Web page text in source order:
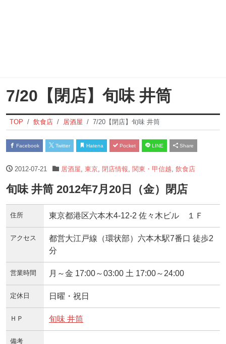
7/20【閉店】旬味 井筒
TOP 飲食店 居酒屋 7/20【閉店】旬味 井筒
Facebook Twitter Hatena Pocket LINE Share
2012-07-21 居酒屋 東京, 閉店情報 関東・甲信越 飲食店
旬味 井筒 2012年7月20日（金）閉店
住所 東京都港区六本木4-12-2 佐々木ビル １Ｆ
アクセス
都営大江戸線（環状部）六本木駅7番口 徒歩2
分
営業時間 月～金 17:00～03:00 土 17:00～24:00
定休日 日曜・祝日
ＨＰ 旬味 井筒
備考